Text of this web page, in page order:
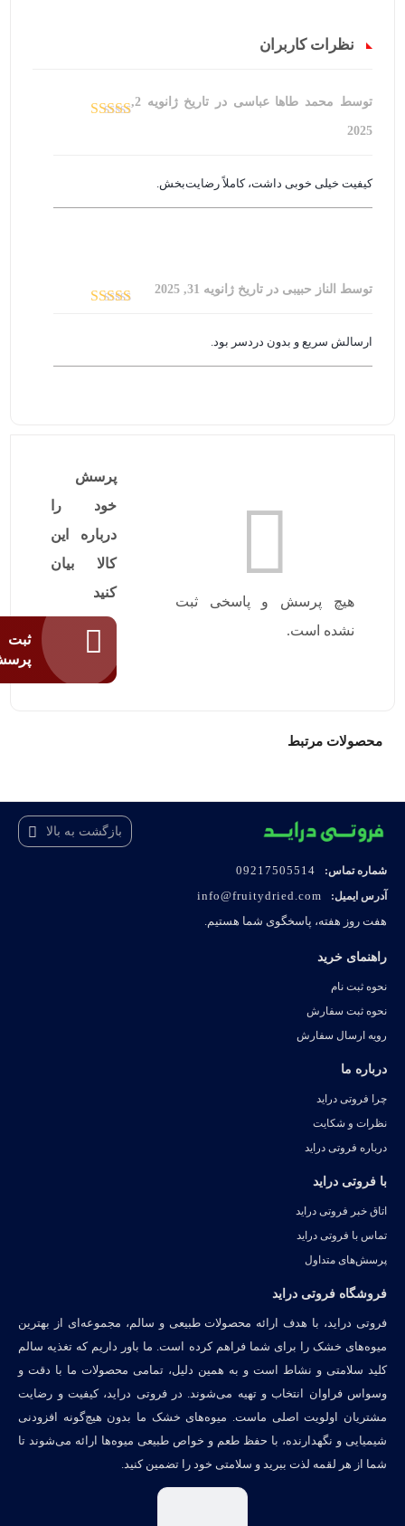
نظرات کاربران
توسط محمد طاها عباسی در تاریخ ژانویه 2,
2025
کیفیت خیلی خوبی داشت، کاملاً رضایت‌بخش.
توسط الناز حبیبیدر تاریخژانویه 31, 2025
ارسالش سریع و بدون دردسر بود.
هیچ پرسش و پاسخی ثبت
نشده است.
پرسش
خود را
درباره این
کالا بیان
کنید
ثبت
محصولات مرتبط
بازگشت به بالا
شماره تماس: 09217505514
آدرس ایمیل:
info@fruitydried.com
هفت روز هفته، پاسخگوی شما هستیم.
راهنمای خرید
نحوه ثبت نام
نحوه ثبت سفارش
رویه ارسال سفارش
درباره ما
چرا فروتی دراید
نظرات و شکایت
درباره فروتی دراید
با فروتی دراید
اتاق خبر فروتی دراید
تماس با فروتی دراید
پرسش‌های متداول
فروشگاه فروتی دراید
فروتی دراید، با هدف ارائه محصولات طبیعی و سالم، مجموعه‌ای از بهترین
میوه‌های خشک را برای شما فراهم کرده است. ما باور داریم که تغذیه سالم
کلید سلامتی و نشاط است و به همین دلیل، تمامی محصولات ما با دقت و
وسواس فراوان انتخاب و تهیه می‌شوند. در فروتی دراید، کیفیت و رضایت
مشتریان اولویت اصلی ماست. میوه‌های خشک ما بدون هیچ‌گونه افزودنی
شیمیایی و نگهدارنده، با حفظ طعم و خواص طبیعی میوه‌ها ارائه می‌شوند تا
شما از هر لقمه لذت ببرید و سلامتی خود را تضمین کنید.